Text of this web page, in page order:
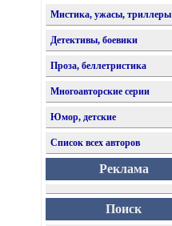
Мистика, ужасы, триллеры
Детективы, боевики
Проза, беллетристика
Многоавторские серии
Юмор, детские
Список всех авторов
Реклама
Поиск